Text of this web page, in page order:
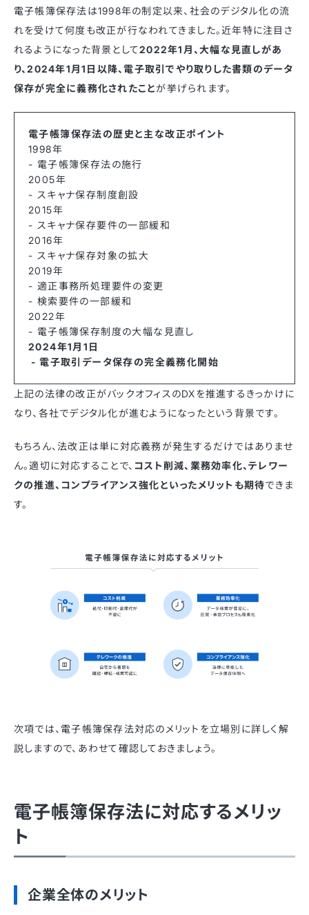
電子帳簿保存法は1998年の制定以来、社会のデジタル化の流
れを受けて何度も改正が行なわれてきました。近年特に注目さ
れるようになった背景として2022年1月、大幅な見直しがあ
り、2024年1月1日以降、電子取引でやり取りした書類のデータ
保存が完全に義務化されたことが挙げられます。
電子帳簿保存法の歴史と主な改正ポイント
1998年
- 電子帳簿保存法の施行
2005年
- スキャナ保存制度創設
2015年
- スキャナ保存要件の一部緩和
2016年
- スキャナ保存対象の拡大
2019年
- 適正事務所処理要件の変更
- 検索要件の一部緩和
2022年
- 電子帳簿保存制度の大幅な見直し
2024年1月1日
- 電子取引データ保存の完全義務化開始
上記の法律の改正がバックオフィスのDXを推進するきっかけに
なり、各社でデジタル化が進むようになったという背景です。
もちろん、法改正は単に対応義務が発生するだけではありませ
ん。適切に対応することで、 コスト削減、業務効率化、テレワー
クの推進、コンプライアンス強化といったメリットも期待できま
す。
次項では、電子帳簿保存法対応のメリットを立場別に詳しく解
説しますので、あわせて確認しておきましょう。
電子帳簿保存法に対応するメリッ
ト
企業全体のメリット